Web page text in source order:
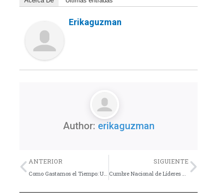
Erikaguzman
Author: erikaguzman
Previo
ANTERIOR
Como Gastamos el Tiempo: Uno de los Recursos mas Valiosos que Tenemos
SIGUIENTE
Cumbre Nacional de Líderes de Jóvenes en ECUADOR